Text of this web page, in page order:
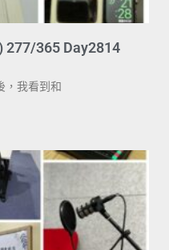
277/365 Day2814
，我看到和